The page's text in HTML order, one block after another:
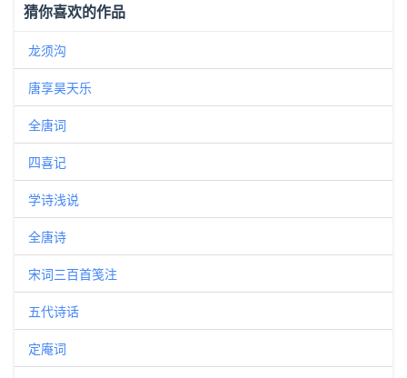
猜你喜欢的作品
龙须沟
唐享昊天乐
全唐词
四喜记
学诗浅说
全唐诗
宋词三百首笺注
五代诗话
定庵词